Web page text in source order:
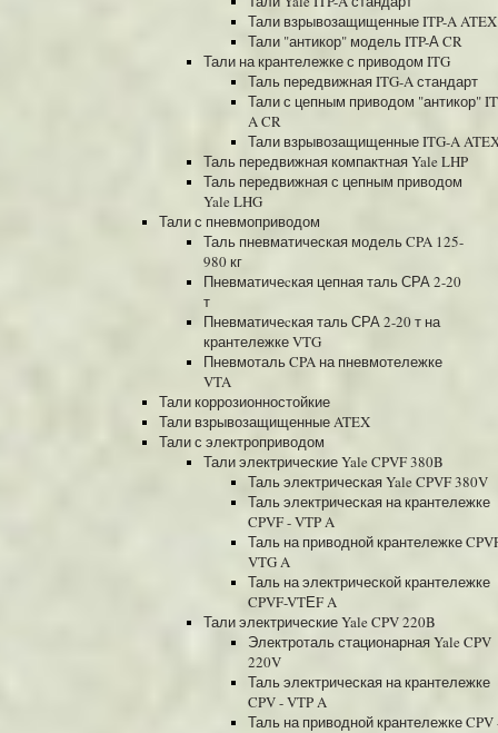
Тали взрывозащищенные ITP-A ATEX
Тали "антикор" модель ITP-А CR
Тали на крантележке с приводом ITG
Таль передвижная ITG-A стандарт
Тали с цепным приводом "антикор"
A CR
Тали взрывозащищенные ITG-A
Таль передвижная компактная Yale LHP
Таль передвижная с цепным приводом
Yale LHG
Тали с пневмоприводом
Таль пневматическая модель CPA 125-
980 кг
Пневматичеcкая цепная таль СРА 2-20
т
Пневматичеcкая таль СРА 2-20 т на
крантележке VTG
Пневмоталь CPA на пневмотележке
VTA
Тали коррозионностойкие
Тали взрывозащищенные ATEX
Тали с электроприводом
Тали электрические Yale CPVF 380B
Таль электрическая Yale CPVF 380V
Таль электрическая на крантележке
CPVF - VTP A
Таль на приводной крантележке
VTG A
Таль на электрической крантележке
CPVF-VTЕF A
Тали электрические Yale CPV 220B
Электроталь стационарная Yale CPV
220V
Таль электрическая на крантележке
CPV - VTP A
Таль на приводной крантележке CPV